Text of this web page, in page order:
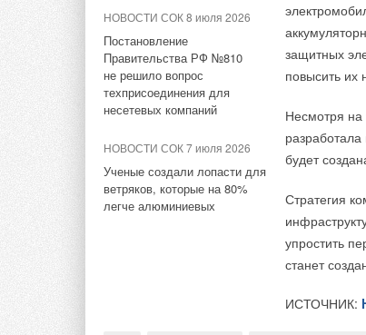
НОВОСТИ СОК 8 июля 2026
Постановление
Правительства РФ №810
не решило вопрос
техприсоединения для
несетевых компаний
НОВОСТИ СОК 7 июля 2026
Ученые создали лопасти для
ветряков, которые на 80%
легче алюминиевых
защитных
повысить их
Несмотря на
будет
Стратегия
упростить
станет
ИСТОЧНИК:
Комментарии
В этой теме еще нет комментариев
Добавить комментарий
Ваше имя *
На выставке
компаний,
Бесплатный